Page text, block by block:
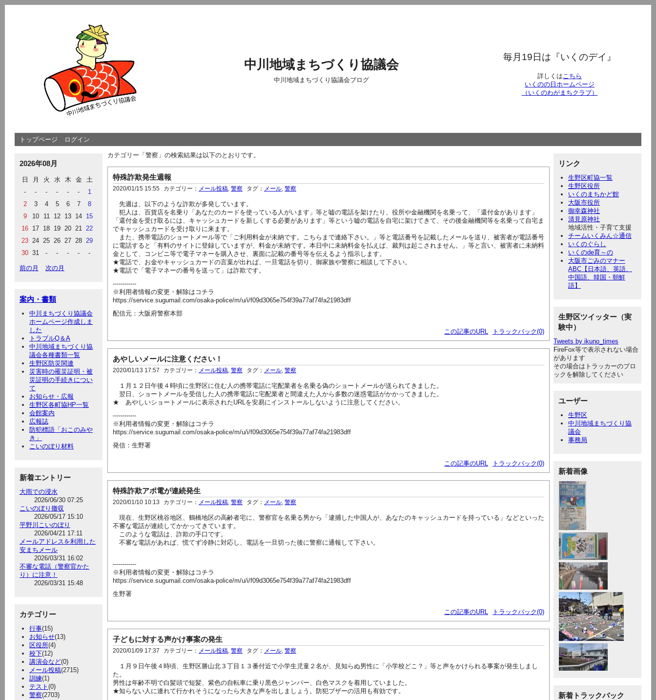
中川地域まちづくり協議会
中川地域まちづくり協議会ブログ
毎月19日は『いくのデイ』
詳しくはこちら
いくのの日ホームページ
（いくのわがまちクラブ）
トップページ ログイン
2026年08月
日 月 火 水 木 金
土
-
- - - - -
1
2
3 4 5 6 7
8
9
10 11 12 13 14 15
16 17 18 19 20 21 22
23 24 25 26 27 28 29
30 31 - - - - -
前の月 次の月
案内・書類
中川まちづくり協議会
ホームページ作成しま
した
トラブルQ＆A
中川地域まちづくり協
議会各種書類一覧
生野区防災関連
災害時の罹災証明・被
災証明の手続きについ
て
お知らせ・広報
生野区各町協HP一覧
会館案内
広報誌
防犯標語「おこのみや
き」
こいのぼり材料
新着エントリー
大雨での浸水
2026/06/30 07:25
こいのぼり撤収
2026/05/17 15:10
平野川こいのぼり
2026/04/21 17:11
メールアドレスを利用した
安まちメール
2026/03/31 16:02
不審な電話（警察官かた
り）に注意！
2026/03/31 15:48
カテゴリー
行事(15)
お知らせ(13)
区役所(4)
校下(12)
講演会など(0)
メール投稿(2715)
訓練(1)
テスト (0)
警察(2703)
リンク
生野区町協一覧
生野区役所
いくのまちかど館
大阪市役所
御幸森神社
清見原神社
地域活性・子育て支援
チームいくみん☆通信
いくのぐらし
いくのde育～の
大阪市ごみのマナー
ABC【日本語、英語、
中国語、韓国・朝鮮
語】
生野区ツイッター（実
験中）
Tweets by ikuno_times
FireFox等で表示されない場合
があります
その場合はトラッカーのブロ
ックを解除してください
ユーザー
生野区
中川地域まちづくり協
議会
事務局
新着画像
新着トラックバック
カテゴリー「警察」の検索結果は以下のとおりです。
特殊詐欺発生週報
2020/01/15 15:55 カテゴリー： メール投稿 警察 タグ： メール 警察
先週は、以下のような詐欺が多発しています。
犯人は、百貨店を名乗り「あなたのカードを使っている人がいます」等と嘘の電話を架けたり、役所や金融機関を名乗って、「還付金があります」
「還付金を受け取るには、キャッシュカードを新しくする必要があります」等という嘘の電話を自宅に架けてきて、その後金融機関等を名乗って自宅ま
でキャッシュカードを受け取りに来ます。
また、携帯電話のショートメール等で「ご利用料金が未納です。こちらまで連絡下さい。」等と電話番号を記載したメールを送り、被害者が電話番号
に電話すると「有料のサイトに登録していますが、料金が未納です。本日中に未納料金を払えば、裁判は起こされません。」等と言い、被害者に未納料
金として、コンビニ等で電子マネーを購入させ、裏面に記載の番号等を伝えるよう指示します。
★電話で、お金やキャッシュカードの言葉が出れば、一旦電話を切り、御家族や警察に相談して下さい。
★電話で「電子マネーの番号を送って」は詐欺です。
------------
※利用者情報の変更・解除はコチラ
https://service.sugumail.com/osaka-police/m/u/i/f09d3065e754f39a77af74fa21983dff
配信元：大阪府警察本部
この記事のURL トラックバック(0)
あやしいメールに注意ください！
2020/01/13 17:57 カテゴリー： メール投稿 警察 タグ： メール 警察
１月１２日午後４時頃に生野区に住む人の携帯電話に宅配業者を名乗る偽のショートメールが送られてきました。
翌日、ショートメールを受信した人の携帯電話に宅配業者と間違えた人から多数の迷惑電話がかかってきました。
★ あやしいショートメールに表示されたURLを安易にインストールしないように注意してください。
------------
※利用者情報の変更・解除はコチラ
https://service.sugumail.com/osaka-police/m/u/i/f09d3065e754f39a77af74fa21983dff
発信：生野署
この記事のURL トラックバック(0)
特殊詐欺アポ電が連続発生
2020/01/10 10:13 カテゴリー： メール投稿 警察 タグ： メール 警察
現在、生野区桃谷地区、鶴橋地区の高齢者宅に、警察官を名乗る男から「逮捕した中国人が、あなたのキャッシュカードを持っている」などといった
不審な電話が連続してかかってきています。
このような電話は、詐欺の手口です。
不審な電話があれば、慌てず冷静に対応し、電話を一旦切った後に警察に通報して下さい。
------------
※利用者情報の変更・解除はコチラ
https://service.sugumail.com/osaka-police/m/u/i/f09d3065e754f39a77af74fa21983dff
生野署
この記事のURL トラックバック(0)
子どもに対する声かけ事案の発生
2020/01/09 17:37 カテゴリー： メール投稿 警察 タグ： メール 警察
１月９日午後４時頃、生野区勝山北３丁目１３番付近で小学生児童２名が、見知らぬ男性に「小学校どこ？」等と声をかけられる事案が発生しまし
た。
男性は年齢不明で白髪頭で短髪、紫色の自転車に乗り黒色ジャンパー、白色マスクを着用していました。
★知らない人に連れて行かれそうになったら大きな声を出しましょう。防犯ブザーの活用も有効です。